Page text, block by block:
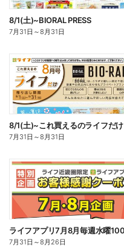
8/1(土)~BIORAL PRESS
7月31日 ～8月31日
8/1(土)~これ買えるのライフだけ
7月31日 ～8月31日
7月31日 ～8月26日